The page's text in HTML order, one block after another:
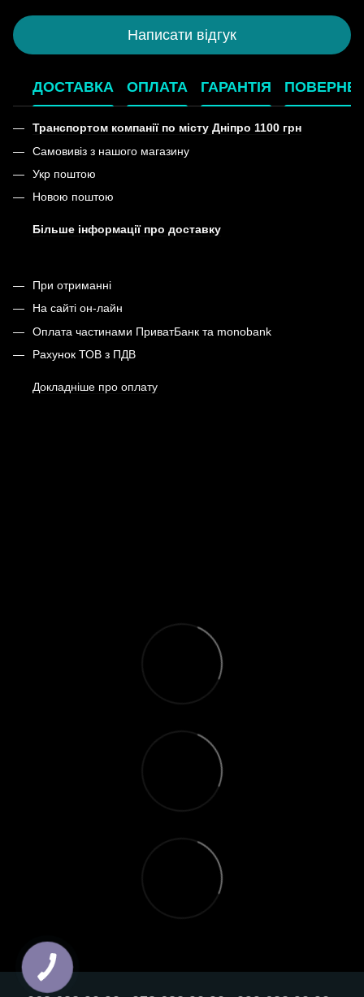
Написати відгук
ДОСТАВКА ОПЛАТА ГАРАНТІЯ
Транспортом компанії по місту Дніпро 1100 грн
Самовивіз з нашого магазину
Укр поштою
Новою поштою
Більше інформації про доставку
При отриманні
На сайті он-лайн
Оплата частинами ПриватБанк та monobank
Рахунок ТОВ з ПДВ
Докладніше про оплату